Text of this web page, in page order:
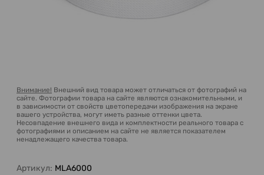
Внимание! Внешний вид товара может отличаться от фотографий на
сайте. Фотографии товара на сайте являются ознакомительными, и
в зависимости от свойств цветопередачи изображения на экране
вашего устройства, могут иметь разные оттенки цвета.
Несовпадение внешнего вида и комплектности реального товара с
фотографиями и описанием на сайте не является показателем
ненадлежащего качества товара.
Артикул: MLA6000